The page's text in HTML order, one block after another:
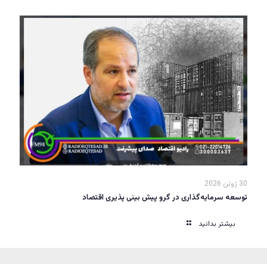
30 ژوئن 2026
توسعه سرمایه‌گذاری در گرو پیش بینی پذیری اقتصاد
بیشتر بدانید